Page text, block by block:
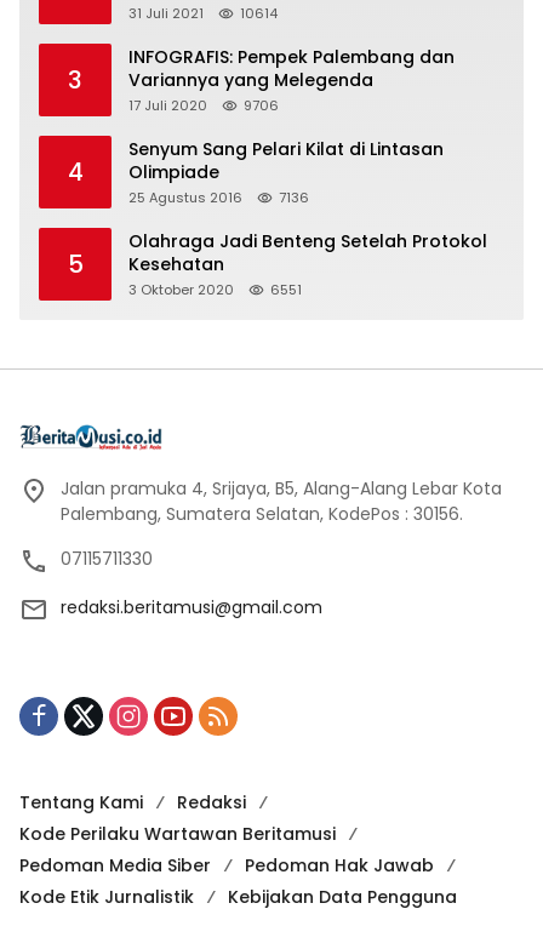
31 Juli 2021 10614
3
INFOGRAFIS: Pempek Palembang dan
Variannya yang Melegenda
17 Juli 2020 9706
4
Senyum Sang Pelari Kilat di Lintasan
Olimpiade
25 Agustus 2016 7136
5
Olahraga Jadi Benteng Setelah Protokol
Kesehatan
3 Oktober 2020 6551
Jalan pramuka 4, Srijaya, B5, Alang-Alang Lebar Kota
Palembang, Sumatera Selatan, KodePos : 30156.
07115711330
redaksi.beritamusi@gmail.com
Tentang Kami
Redaksi
Kode Perilaku Wartawan Beritamusi
Pedoman Media Siber
Pedoman Hak Jawab
Kode Etik Jurnalistik
Kebijakan Data Pengguna